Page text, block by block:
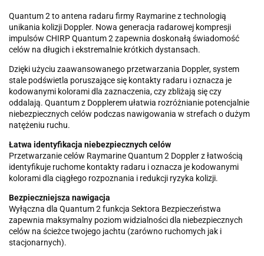
Quantum 2 to antena radaru firmy Raymarine z technologią
unikania kolizji Doppler. Nowa generacja radarowej kompresji
impulsów CHIRP Quantum 2 zapewnia doskonałą świadomość
celów na długich i ekstremalnie krótkich dystansach.
Dzięki użyciu zaawansowanego przetwarzania Doppler, system
stale podświetla poruszające się kontakty radaru i oznacza je
kodowanymi kolorami dla zaznaczenia, czy zbliżają się czy
oddalają. Quantum z Dopplerem ułatwia rozróżnianie potencjalnie
niebezpiecznych celów podczas nawigowania w strefach o dużym
natężeniu ruchu.
Łatwa identyfikacja niebezpiecznych celów
Przetwarzanie celów Raymarine Quantum 2 Doppler z łatwością
identyfikuje ruchome kontakty radaru i oznacza je kodowanymi
kolorami dla ciągłego rozpoznania i redukcji ryzyka kolizji.
Bezpieczniejsza nawigacja
Wyłączna dla Quantum 2 funkcja Sektora Bezpieczeństwa
zapewnia maksymalny poziom widzialności dla niebezpiecznych
celów na ścieżce twojego jachtu (zarówno ruchomych jak i
stacjonarnych).